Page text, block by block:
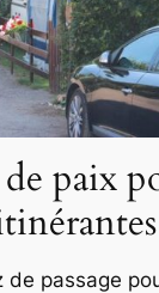
paix
de passage